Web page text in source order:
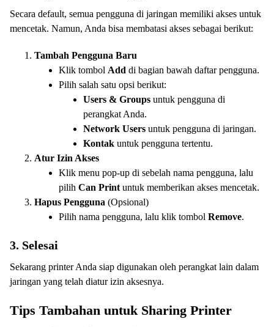
Secara default, semua pengguna di jaringan memiliki akses untuk
mencetak. Namun, Anda bisa membatasi akses sebagai berikut:
Tambah Pengguna Baru
Klik tombol Add di bagian bawah daftar pengguna.
Pilih salah satu opsi berikut:
Users & Groups untuk pengguna di
perangkat Anda.
Network Users untuk pengguna di jaringan.
Kontak untuk pengguna tertentu.
Atur Izin Akses
Klik menu pop-up di sebelah nama pengguna, lalu
pilih Can Print untuk memberikan akses mencetak.
Hapus Pengguna (Opsional)
Pilih nama pengguna, lalu klik tombol Remove.
3. Selesai
Sekarang printer Anda siap digunakan oleh perangkat lain dalam
jaringan yang telah diatur izin aksesnya.
Tips Tambahan untuk Sharing Printer